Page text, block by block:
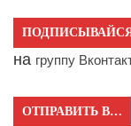
на группу
ОТПРАВИТЬ В…